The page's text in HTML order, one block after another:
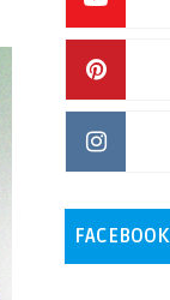
FACEBOOK